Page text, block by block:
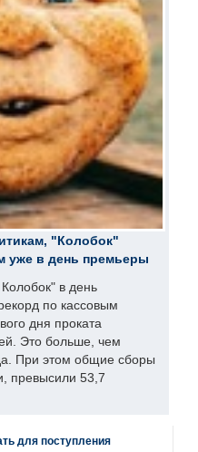
"Колобок"
уже в день премьеры
в день
по кассовым
дня проката
Это больше, чем
При этом общие сборы
превысили 53,7
для поступления